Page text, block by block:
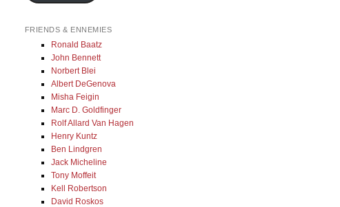
FRIENDS & ENNEMIES
Ronald Baatz
John Bennett
Norbert Blei
Albert DeGenova
Misha Feigin
Marc D. Goldfinger
Rolf Allard Van Hagen
Henry Kuntz
Ben Lindgren
Jack Micheline
Tony Moffeit
Kell Robertson
David Roskos